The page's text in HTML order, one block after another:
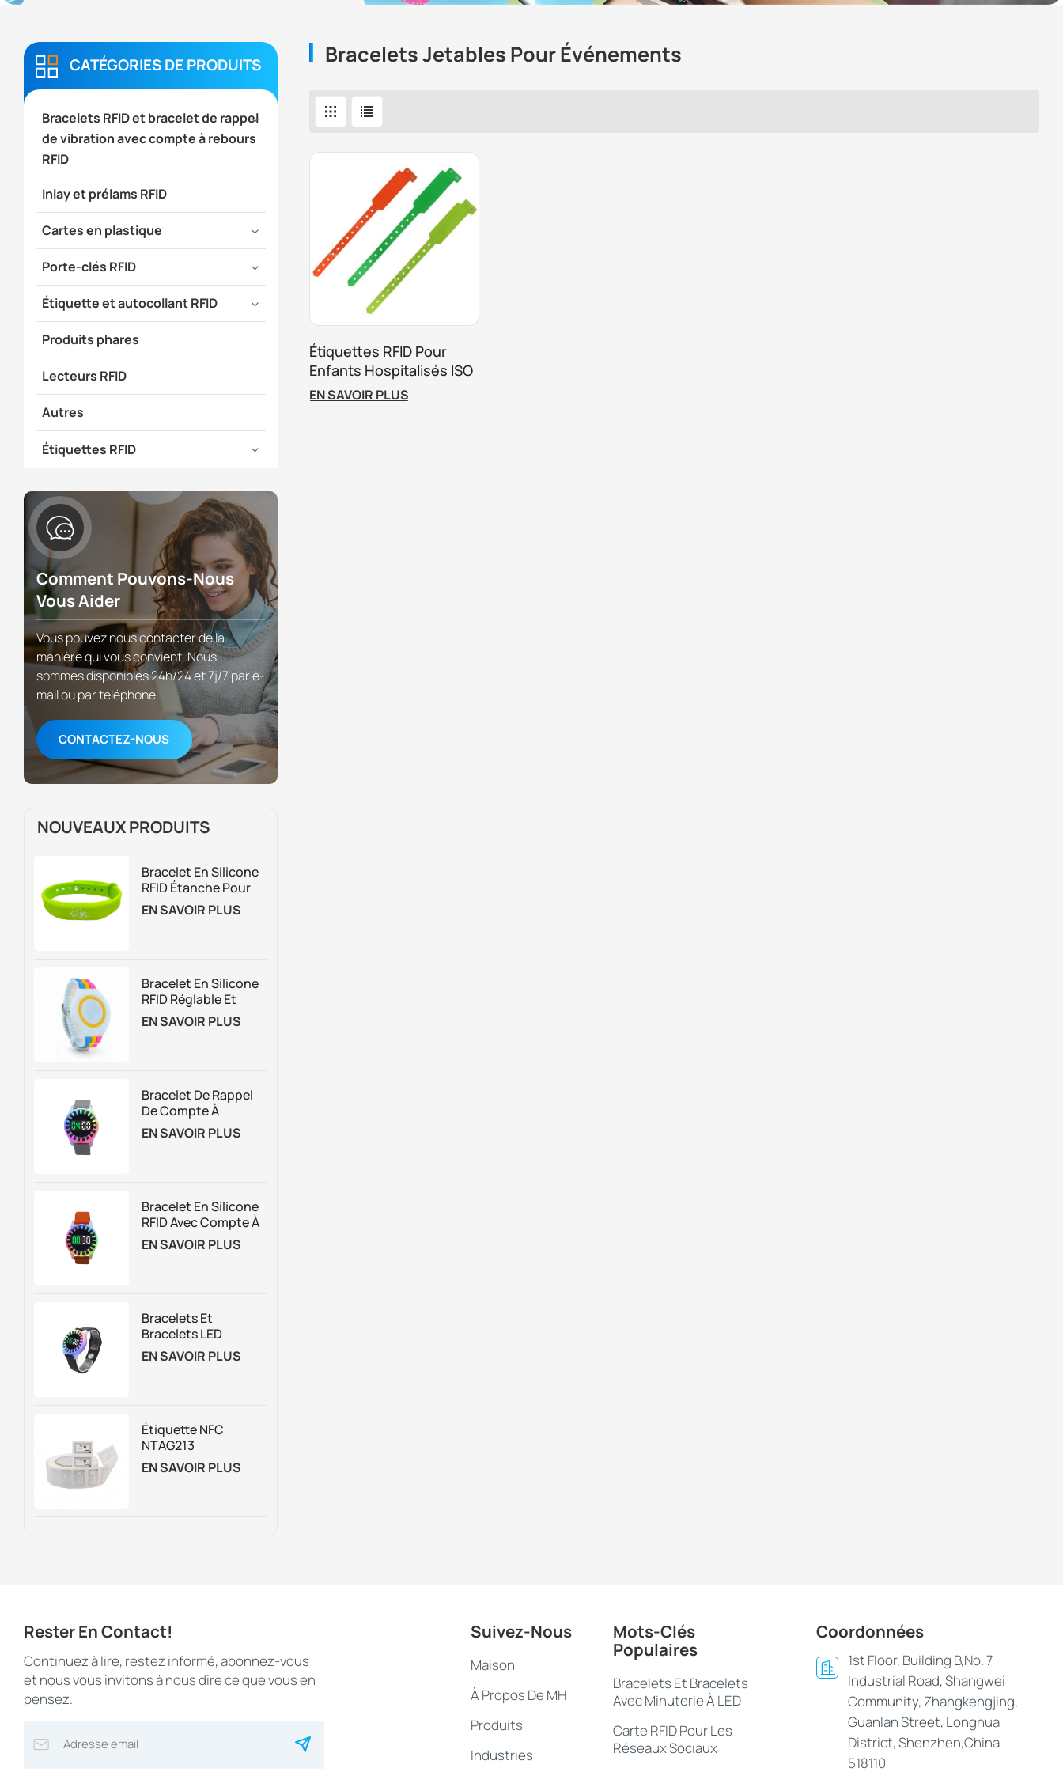
CATÉGORIES DE PRODUITS
Bracelets RFID et bracelet de rappel
de vibration avec compte à rebours
RFID
Inlay et prélams RFID
Cartes en plastique
Porte-clés RFID
Étiquette et autocollant RFID
Produits phares
Lecteurs RFID
Autres
Étiquettes RFID
Comment Pouvons-Nous
Vous Aider
Vous pouvez nous contacter de la
manière qui vous convient. Nous
sommes disponibles 24h/24 et 7j/7 par e-
mail ou par téléphone.
CONTACTEZ-NOUS
NOUVEAUX PRODUITS
Bracelet En Silicone
RFID Étanche Pour
Le Contrôle D'accès
Et La Gestion Des
EN SAVOIR PLUS
Bracelet En Silicone
RFID Réglable Et
Personnalisé
EN SAVOIR PLUS
Bracelet De Rappel
De Compte À
Rebours Vibrant
RFID Pour La Gestion
EN SAVOIR PLUS
Bracelet En Silicone
RFID Avec Compte À
Rebours Et Logo
Personnalisé, Avec
EN SAVOIR PLUS
Bracelets Et
Bracelets LED
Rechargeables Avec
Gestion Du Temps
EN SAVOIR PLUS
Étiquette NFC
NTAG213
Réinscriptible
Personnalisée Pour
EN SAVOIR PLUS
Bracelets Jetables Pour Événements
Étiquettes RFID Pour
Enfants Hospitalisés ISO
15693, Bracelets
EN SAVOIR PLUS
Rester En Contact!
Continuez à lire, restez informé, abonnez-vous
et nous vous invitons à nous dire ce que vous en
pensez.
Coordonnées
1st Floor, Building B,No. 7
Industrial Road, Shangwei
Community, Zhangkengjing,
Guanlan Street, Longhua
District, Shenzhen,China
518110
Mots-Clés
Populaires
Bracelets Et Bracelets
Avec Minuterie À LED
Carte RFID Pour Les
Réseaux Sociaux
Suivez-Nous
Maison
À Propos De MH
Produits
Industries